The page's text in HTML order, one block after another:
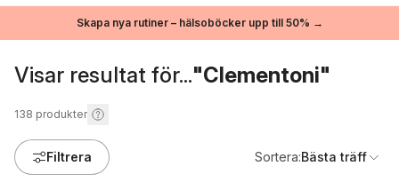
Skapa nya rutiner – hälsoböcker upp till 50% →
Visar resultat för..."Clementoni"
138 produkter
Filtrera Sortera:Bästa träff